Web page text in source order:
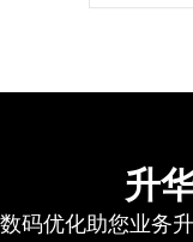
升
数码优化助您业务